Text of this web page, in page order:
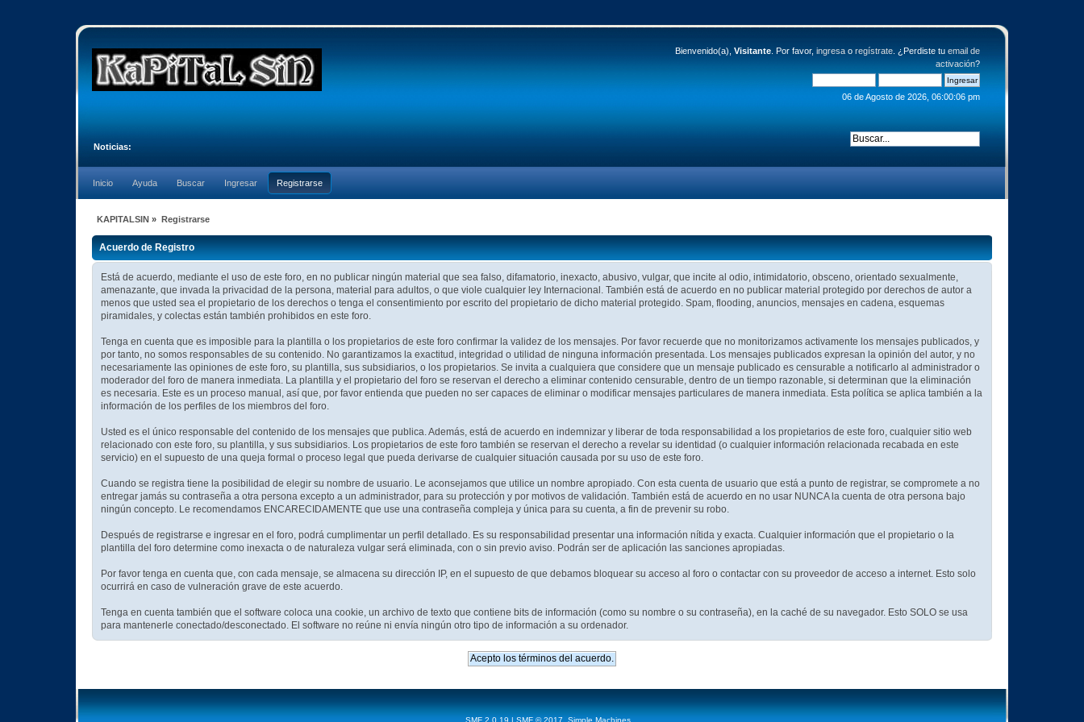
Bienvenido(a), Visitante. Por favor, ingresao regístrate. ¿Perdiste tu email de
activación?
06 de Agosto de 2026, 06:00:06 pm
Noticias:
Inicio Ayuda Buscar Ingresar Registrarse
KAPITALSIN » Registrarse
Acuerdo de Registro
Está de acuerdo, mediante el uso de este foro, en no publicar ningún material que sea falso, difamatorio, inexacto, abusivo, vulgar, que incite al odio, intimidatorio, obsceno, orientado sexualmente,
amenazante, que invada la privacidad de la persona, material para adultos, o que viole cualquier ley Internacional. También está de acuerdo en no publicar material protegido por derechos de autor a
menos que usted sea el propietario de los derechos o tenga el consentimiento por escrito del propietario de dicho material protegido. Spam, flooding, anuncios, mensajes en cadena, esquemas
piramidales, y colectas están también prohibidos en este foro.
Tenga en cuenta que es imposible para la plantilla o los propietarios de este foro confirmar la validez de los mensajes. Por favor recuerde que no monitorizamos activamente los mensajes publicados, y
por tanto, no somos responsables de su contenido. No garantizamos la exactitud, integridad o utilidad de ninguna información presentada. Los mensajes publicados expresan la opinión del autor, y no
necesariamente las opiniones de este foro, su plantilla, sus subsidiarios, o los propietarios. Se invita a cualquiera que considere que un mensaje publicado es censurable a notificarlo al administrador o
moderador del foro de manera inmediata. La plantilla y el propietario del foro se reservan el derecho a eliminar contenido censurable, dentro de un tiempo razonable, si determinan que la eliminación
es necesaria. Este es un proceso manual, así que, por favor entienda que pueden no ser capaces de eliminar o modificar mensajes particulares de manera inmediata. Esta política se aplica también a la
información de los perfiles de los miembros del foro.
Usted es el único responsable del contenido de los mensajes que publica. Además, está de acuerdo en indemnizar y liberar de toda responsabilidad a los propietarios de este foro, cualquier sitio web
relacionado con este foro, su plantilla, y sus subsidiarios. Los propietarios de este foro también se reservan el derecho a revelar su identidad (o cualquier información relacionada recabada en este
servicio) en el supuesto de una queja formal o proceso legal que pueda derivarse de cualquier situación causada por su uso de este foro.
Cuando se registra tiene la posibilidad de elegir su nombre de usuario. Le aconsejamos que utilice un nombre apropiado. Con esta cuenta de usuario que está a punto de registrar, se compromete a no
entregar jamás su contraseña a otra persona excepto a un administrador, para su protección y por motivos de validación. También está de acuerdo en no usar NUNCA la cuenta de otra persona bajo
ningún concepto. Le recomendamos ENCARECIDAMENTE que use una contraseña compleja y única para su cuenta, a fin de prevenir su robo.
Después de registrarse e ingresar en el foro, podrá cumplimentar un perfil detallado. Es su responsabilidad presentar una información nítida y exacta. Cualquier información que el propietario o la
plantilla del foro determine como inexacta o de naturaleza vulgar será eliminada, con o sin previo aviso. Podrán ser de aplicación las sanciones apropiadas.
Por favor tenga en cuenta que, con cada mensaje, se almacena su dirección IP, en el supuesto de que debamos bloquear su acceso al foro o contactar con su proveedor de acceso a internet. Esto solo
ocurrirá en caso de vulneración grave de este acuerdo.
Tenga en cuenta también que el software coloca una cookie, un archivo de texto que contiene bits de información (como su nombre o su contraseña), en la caché de su navegador. Esto SOLO se usa
para mantenerle conectado/desconectado. El software no reúne ni envía ningún otro tipo de información a su ordenador.
SMF 2.0.19 | SMF © 2017 Simple Machines